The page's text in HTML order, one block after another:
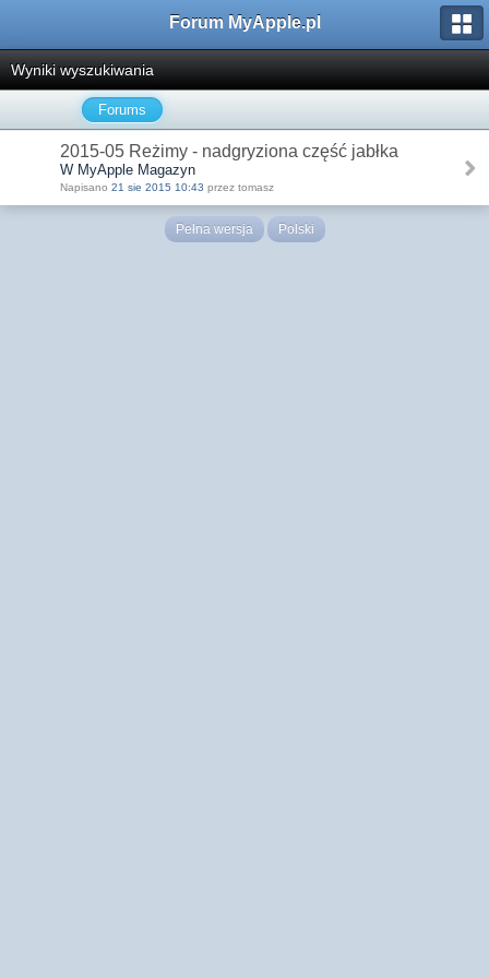
Forum MyApple.pl
Wyniki wyszukiwania
Forums
2015-05 Reżimy - nadgryziona część jabłka
W MyApple Magazyn
Napisano 21 sie 2015 10:43 przez tomasz
Pełna wersja Polski